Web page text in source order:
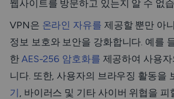
웹사이트를 방문하고 있는지 알 수 없
VPN은 온라인 자유를 제공할 뿐만 아
정보 보호와 보안을 강화합니다. 예를
한 AES-256 암호화를 제공하여 사용
니다. 또한, 사용자의 브라우징 활동을
기, 바이러스 및 기타 사이버 위협을 피